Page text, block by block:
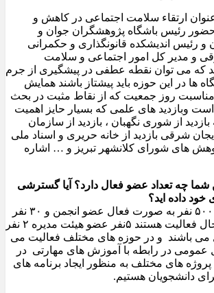
ارتقاء سلامت اجتماعی در کاهش و
رئیس باشگاه پژوهشگران جوان و
و رئیس اندیشکده قانونگذاری و حکمرانی
و مدیر کل امور اجتماعی و سلامت
که می توان نقطه عطفی در پیشگیری از جرم
ها در این حوزه باید پیشتاز باشند همایش
مناسبت روز جمعیت که از نقاط مثبت در بحث
وبازدید های علمی که بسیار حایز اهمیت
از شوری نگهبان ، بازدید از سازمان
شرقی بازدید از خانه حریری و اسناد ملی
های شورای کلانشهر تبریز و … اشاره
چه تعداد عضو فعال دارد؟ آیا گسترشی
خود داده اید؟
در حال حاضر حدود ۵۰۰ نفر به صورت فعال عضو انجمن و ۳۰ نفر
بصورت مستمر در حال فعالیت هستند ۵نفر عضو هیئت مدیره ۲ نفر
می باشند و در حوزه های مختلف فعالیت می
عمومی در رابطه با آموزش های مهارتی در
های مختلف به منظور ایجاد برنامه های
دانشجویان هستیم.